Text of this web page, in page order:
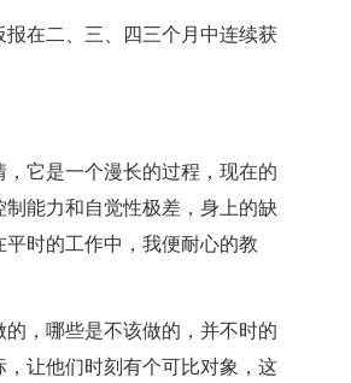
在二、三、四三个月中连续获
它是一个漫长的过程，现在的
能力和自觉性极差，身上的缺
时的工作中，我便耐心的教
，哪些是不该做的，并不时的
让他们时刻有个可比对象，这